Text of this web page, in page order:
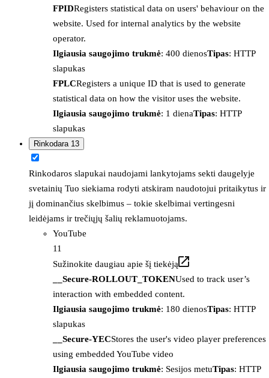
FPIDRegisters statistical data on users' behaviour on the
website. Used for internal analytics by the website
operator.
Ilgiausia saugojimo trukmė: 400 dienosTipas: HTTP
slapukas
FPLCRegisters a unique ID that is used to generate
statistical data on how the visitor uses the website.
Ilgiausia saugojimo trukmė: 1 dienaTipas: HTTP
slapukas
Rinkodara 13
Rinkodaros slapukai naudojami lankytojams sekti daugelyje
svetainių Tuo siekiama rodyti atskiram naudotojui pritaikytus ir
jį dominančius skelbimus – tokie skelbimai vertingesni
leidėjams ir trečiųjų šalių reklamuotojams.
YouTube
11
Sužinokite daugiau apie šį tiekėją
__Secure-ROLLOUT_TOKENUsed to track user’s
interaction with embedded content.
Ilgiausia saugojimo trukmė: 180 dienosTipas: HTTP
slapukas
__Secure-YECStores the user's video player preferences
using embedded YouTube video
Ilgiausia saugojimo trukmė: Sesijos metuTipas: HTTP